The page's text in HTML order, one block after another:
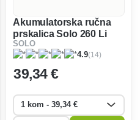
Akumulatorska ručna
prskalica Solo 260 Li
SOLO
4.9(14)
39,34 €